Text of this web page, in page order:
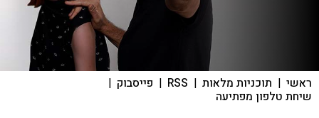
ראשי | תוכניות מלאות |
RSS
| פייסבוק |
שיחת טלפון מפתיעה